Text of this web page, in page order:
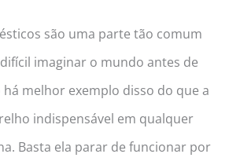
são uma parte tão comum
imaginar o mundo antes de
há melhor exemplo disso do que a
indispensável em qualquer
Basta ela parar de funcionar por